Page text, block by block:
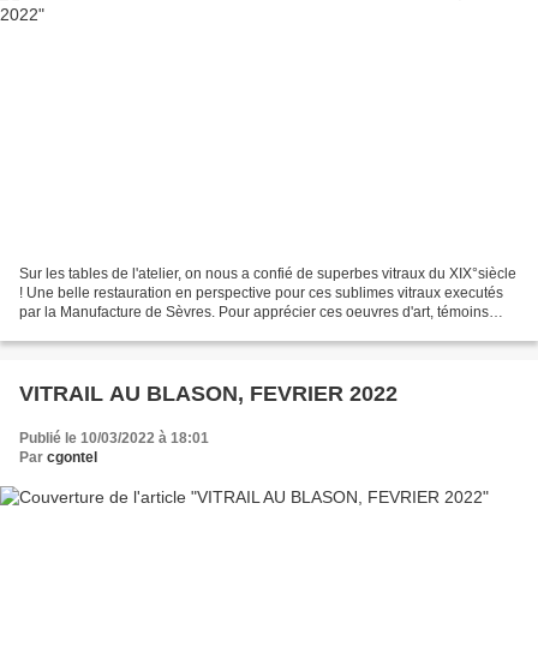
Sur les tables de l'atelier, on nous a confié de superbes vitraux du XIX°siècle
! Une belle restauration en perspective pour ces sublimes vitraux executés
par la Manufacture de Sèvres. Pour apprécier ces oeuvres d'art, témoins
VITRAIL AU BLASON, FEVRIER 2022
Publié le 10/03/2022 à 18:01
Par cgontel